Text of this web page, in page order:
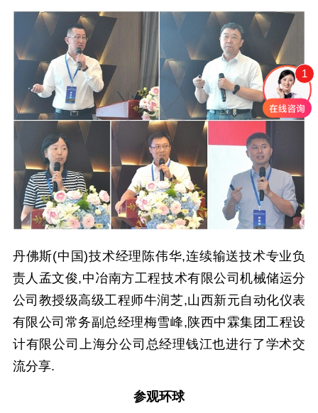
丹佛斯(中国)技术经理陈伟华,连续输送技术专业负
责人孟文俊,中冶南方工程技术有限公司机械储运分
公司教授级高级工程师牛润芝,山西新元自动化仪表
有限公司常务副总经理梅雪峰,陕西中霖集团工程设
计有限公司上海分公司总经理钱江也进行了学术交
流分享.
参观环球
1